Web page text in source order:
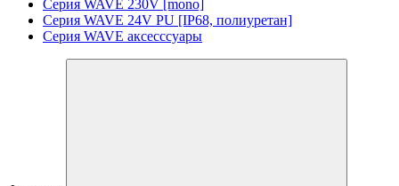
Серия WAVE 230V [mono]
Серия WAVE 24V PU [IP68, полиуретан]
Серия WAVE аксесссуары